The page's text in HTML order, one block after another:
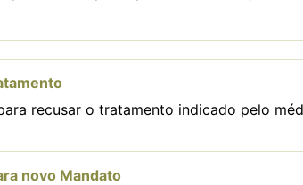
recusar o tratamento indicado pelo
novo Mandato